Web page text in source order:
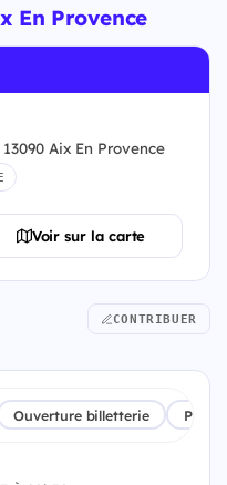
En Provence
13090 Aix En Provence
Voir sur la carte
CONTRIBUER
Ouverture billetterie